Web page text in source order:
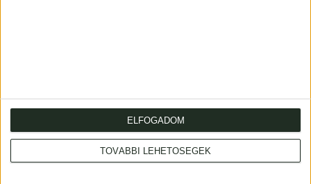
TOVÁBBI LEHETŐSÉGEK
ELFOGADOM
Address: Hungary, 1053 Budapest, Múzeum krt. 13-15.